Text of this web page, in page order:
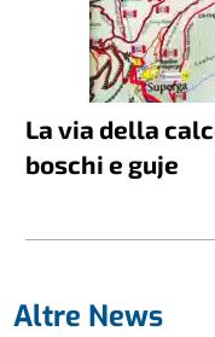
La via della
boschi e guje
Altre News